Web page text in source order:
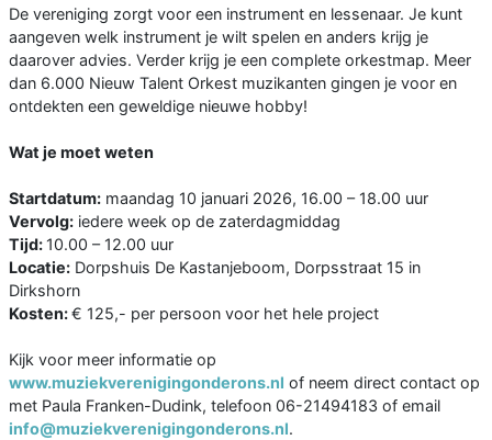
De vereniging zorgt voor een instrument en lessenaar. Je kunt
aangeven welk instrument je wilt spelen en anders krijg je
daarover advies. Verder krijg je een complete orkestmap. Meer
dan 6.000 Nieuw Talent Orkest muzikanten gingen je voor en
ontdekten een geweldige nieuwe hobby!
Wat je moet weten
Startdatum: maandag 10 januari 2026, 16.00 – 18.00 uur
Vervolg: iedere week op de zaterdagmiddag
Tijd: 10.00 – 12.00 uur
Locatie: Dorpshuis De Kastanjeboom, Dorpsstraat 15 in
Dirkshorn
Kosten:€ 125,- per persoon voor het hele project
Kijk voor meer informatie op
www.muziekverenigingonderons.nl of neem direct contact op
met Paula Franken-Dudink, telefoon 06-21494183 of email
info@muziekverenigingonderons.nl.